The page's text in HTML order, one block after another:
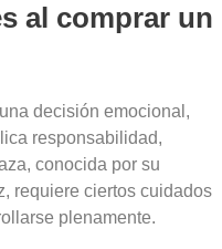
al comprar un
decisión emocional,
responsabilidad,
conocida por su
requiere ciertos cuidados
plenamente.